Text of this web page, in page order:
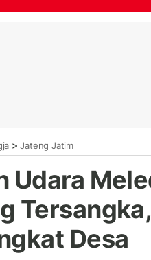
> Jateng Jatim
Udara
Desa